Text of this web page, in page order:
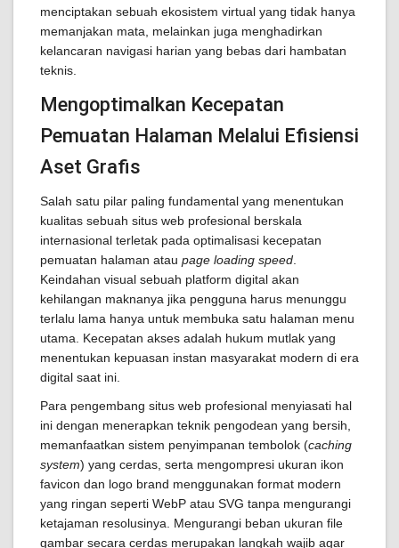
menciptakan sebuah ekosistem virtual yang tidak hanya
memanjakan mata, melainkan juga menghadirkan
kelancaran navigasi harian yang bebas dari hambatan
teknis.
Mengoptimalkan Kecepatan
Pemuatan Halaman Melalui Efisiensi
Aset Grafis
Salah satu pilar paling fundamental yang menentukan
kualitas sebuah situs web profesional berskala
internasional terletak pada optimalisasi kecepatan
pemuatan halaman atau page loading speed
Keindahan visual sebuah platform digital akan
kehilangan maknanya jika pengguna harus menunggu
terlalu lama hanya untuk membuka satu halaman menu
utama. Kecepatan akses adalah hukum mutlak yang
menentukan kepuasan instan masyarakat modern di era
digital saat ini.
Para pengembang situs web profesional menyiasati hal
ini dengan menerapkan teknik pengodean yang bersih,
memanfaatkan sistem penyimpanan tembolok (caching
system) yang cerdas, serta mengompresi ukuran ikon
favicon dan logo brand menggunakan format modern
yang ringan seperti WebP atau SVG tanpa mengurangi
ketajaman resolusinya. Mengurangi beban ukuran file
gambar secara cerdas merupakan langkah wajib agar